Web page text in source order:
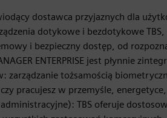
dostawca przyjaznych dla
dotykowe i bezdotykowe
i bezpieczny dostęp, od
ENTERPRISE jest płynnie
zarządzanie tożsamością
pracujesz w przemyśle,
TBS oferuje